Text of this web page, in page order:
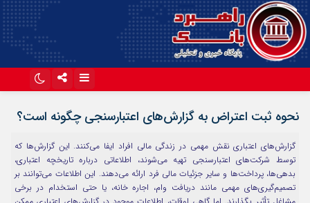
نحوه ثبت اعتراض به گزارش‌های اعتبارسنجی چگونه است؟
گزارش‌های اعتباری نقش مهمی در زندگی مالی افراد ایفا می‌کنند. این گزارش‌ها که
توسط شرکت‌های اعتبارسنجی تهیه می‌شوند، اطلاعاتی درباره تاریخچه اعتباری،
بدهی‌ها، پرداخت‌ها و سایر جزئیات مالی فرد ارائه می‌دهند. این اطلاعات می‌توانند بر
تصمیم‌گیری‌های مهمی مانند دریافت وام، اجاره خانه، یا حتی استخدام در برخی